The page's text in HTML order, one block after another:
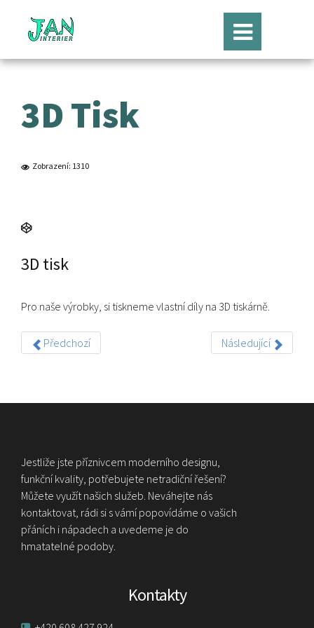
3D Tisk
Zobrazení: 1310
3D tisk
Pro naše výrobky, si tiskneme vlastní díly na 3D tiskárně.
Předchozí Následující
Jestliže jste příznivcem moderního designu,
funkční kvality, potřebujete netradiční řešení?
Můžete využít našich služeb. Neváhejte nás
kontaktovat, rádi si s vámí popovídáme o vašich
přáních i nápadech a uvedeme je do
hmatatelné podoby.
Kontakty